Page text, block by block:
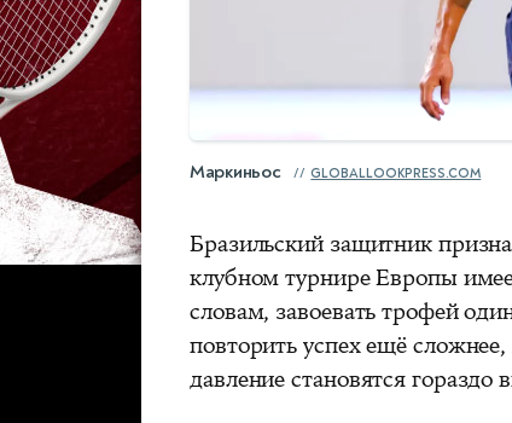
Маркиньос GLOBALLOOKPRESS.COM
Бразильский защитник
клубном турнире Европы
словам, завоевать трофей
повторить успех ещё
давление становятся гораздо